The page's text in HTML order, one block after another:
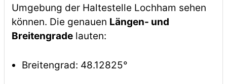
Umgebung der Haltestelle Lochham sehen
können. Die genauen Längen- und
Breitengradelauten:
Breitengrad: 48.12825°